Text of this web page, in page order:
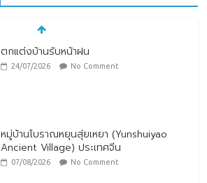
หมู่บ้านโบราณหยุนสุ่ยเหยา (Yunshuiyao
Ancient Village) ประเทศจีน
ทิพยประกันภัย ร่วมถวายพระพรชัยมงคล
พระบาทสมเด็จพระปรเมนทรรามาธิบดีศรีสิน
ทรมหาวชิราลงกรณ พระวชิรเกล้าเจ้าอยู่หัว